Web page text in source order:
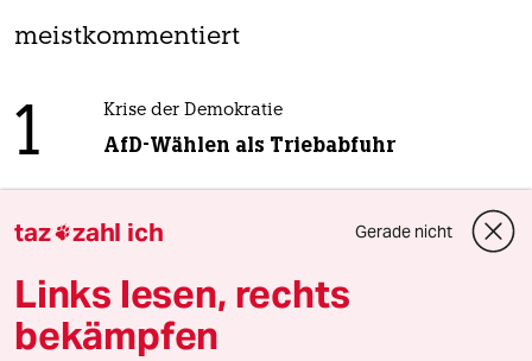
meistkommentiert
1 Krise der Demokratie
AfD-Wählen als Triebabfuhr
2 Zivildienst
Zwangsdienst als Randnotiz
taz zahl ich Gerade nicht
Links lesen, rechts
bekämpfen